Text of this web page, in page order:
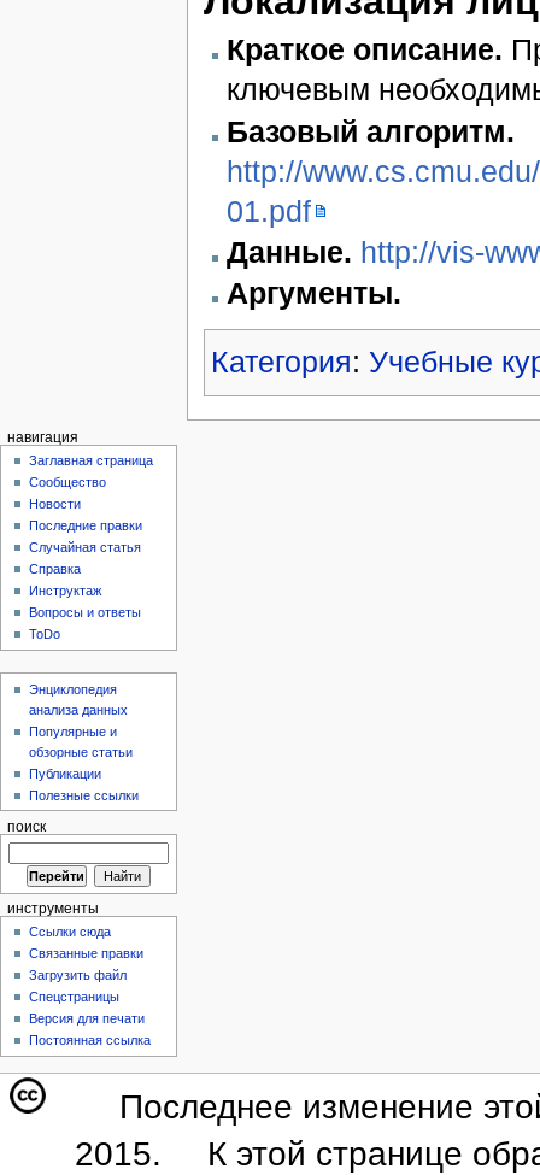
Краткое описание.
ключевым
Базовый алгоритм.
http://
01.pdf
Данные. http://vis-
Аргументы.
Категория: Учебные
навигация
Заглавная страница
Сообщество
Новости
Последние правки
Случайная статья
Справка
Инструктаж
Вопросы и ответы
ToDo
Энциклопедия
анализа данных
Популярные и
обзорные статьи
Публикации
Полезные ссылки
поиск
инструменты
Ссылки сюда
Связанные правки
Загрузить файл
Спецстраницы
Версия для печати
Постоянная ссылка
Последнее изменение
2015.
К этой странице